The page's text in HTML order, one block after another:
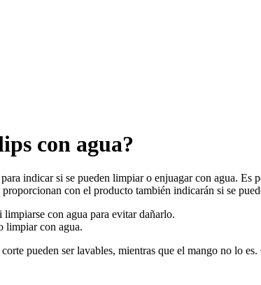
con agua?
indicar si se pueden limpiar o enjuagar con agua. Es
con el producto también indicarán si se
limpiarse con agua para evitar dañarlo.
limpiar con agua.
pueden ser lavables, mientras que el mango no lo